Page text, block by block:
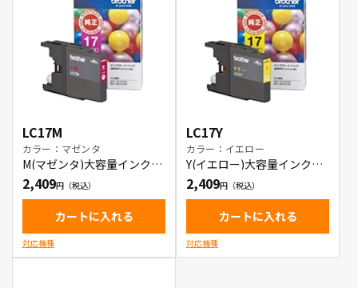
LC17M
カラー：マゼンタ
M(マゼンタ)大容量インクカ
ートリッジ
2,409
カートに入れる
対応機種
LC17Y
カラー：イエロー
Y(イエロー)大容量インクカ
ートリッジ
2,409
カートに入れる
対応機種